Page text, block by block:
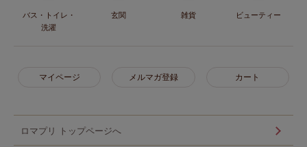
バス・トイレ・
洗濯
玄関 雑貨 ビューティー
マイページ メルマガ登録 カート
ロマプリ トップページへ